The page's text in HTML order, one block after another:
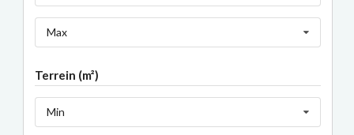
Max
Terrein (m²)
Min